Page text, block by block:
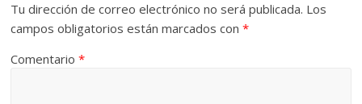
Tu dirección de correo electrónico no será publicada. Los
campos obligatorios están marcados con*
Comentario*